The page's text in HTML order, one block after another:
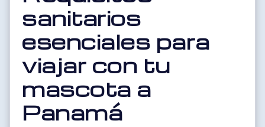
sanitarios
esenciales para
viajar con tu
mascota a
Panamá